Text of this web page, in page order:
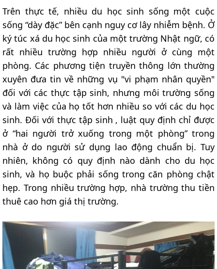
Trên thực tế, nhiều du học sinh sống một cuộc
sống “dày đặc” bên cạnh nguy cơ lây nhiễm bệnh. Ở
ký túc xá du học sinh của một trường Nhật ngữ, có
rất nhiều trường hợp nhiều người ở cùng một
phòng. Các phương tiện truyền thông lớn thường
xuyên đưa tin về những vụ "vi phạm nhân quyền"
đối với các thực tập sinh, nhưng môi trường sống
và làm việc của họ tốt hơn nhiều so với các du học
sinh. Đối với thực tập sinh , luật quy định chỉ được
ở “hai người trở xuống trong một phòng” trong
nhà ở do người sử dụng lao động chuẩn bị. Tuy
nhiên, không có quy định nào dành cho du học
sinh, và họ buộc phải sống trong căn phòng chật
hẹp. Trong nhiều trường hợp, nhà trường thu tiền
thuê cao hơn giá thị trường.